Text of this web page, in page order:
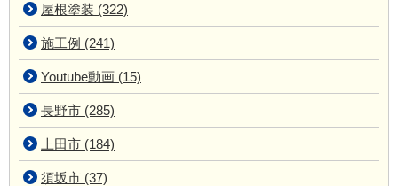
屋根塗装 (322)
施工例 (241)
Youtube動画 (15)
長野市 (285)
上田市 (184)
須坂市 (37)